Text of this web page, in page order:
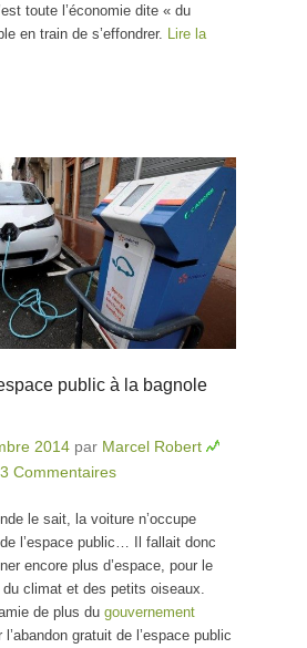
toute l’économie dite « du
en train de s’effondrer.
Lire la
public à la bagnole
2014 par Marcel Robert
Commentaires
le sait, la voiture n’occupe
l’espace public… Il fallait donc
encore plus d’espace, pour le
climat et des petits oiseaux.
de plus du gouvernement
l’abandon gratuit de l’espace public